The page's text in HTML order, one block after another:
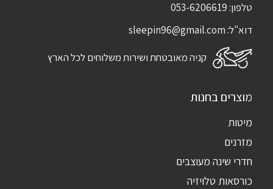
טלפון:053-6206619
דוא"ל:sleepin96@gmail.com
קניה מאובטחת ושירות משלוחים לכל הארץ
מוצרים בחנות
מיטות
מזרנים
חדרי שינה מעוצבים
כורסאות טלויזיה